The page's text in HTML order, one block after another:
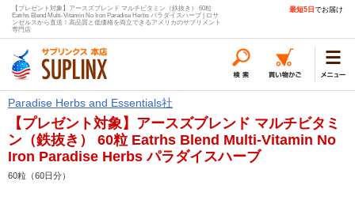
【プレゼント対象】アースズブレンド マルチビタミン（鉄抜き） 60粒
Eatrhs Blend Multi-Vitamin No Iron Paradise Herbs パラダイスハーブ | ロサ
ンゼルスから直送！高品質と低価格を両立できるアメリカのサプリメント
専門店
最短5日 でお届け
Paradise Herbs and Essentials社
【プレゼント対象】アースズブレンド マルチビタミ
ン（鉄抜き） 60粒 Eatrhs Blend Multi-Vitamin No
Iron Paradise Herbs パラダイスハーブ
60粒（60日分）